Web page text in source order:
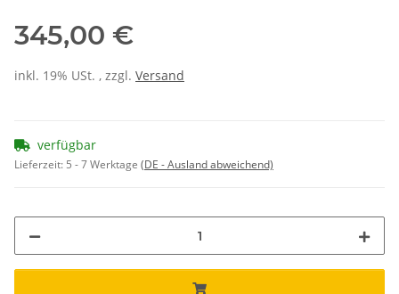
345,00 €
inkl. 19% USt. , zzgl. Versand
verfügbar
Lieferzeit: 5 - 7 Werktage (DE - Ausland abweichend)